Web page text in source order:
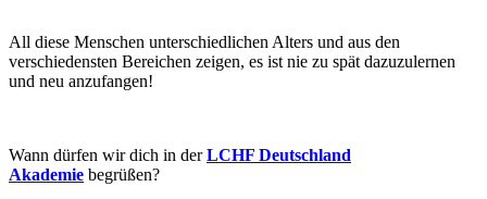
All diese Menschen unterschiedlichen Alters und aus den
verschiedensten Bereichen zeigen, es ist nie zu spät dazuzulernen
und neu anzufangen!
Wann dürfen wir dich in derLCHF Deutschland
Akademie begrüßen?